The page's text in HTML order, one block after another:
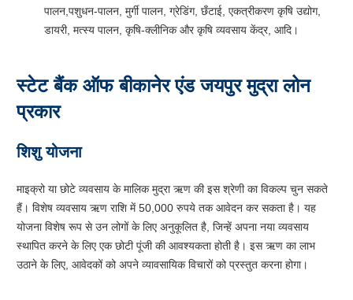
पालन,पशुधन-पालन, मुर्गी पालन, ग्रेडिंग, छँटाई, एकत्रीकरण कृषि उद्योग,
डायरी, मत्स्य पालन, कृषि-क्लीनिक और कृषि व्यवसाय केंद्र, आदि।
स्टेट बैंक ऑफ बीकानेर एंड जयपुर मुद्रा लोन
प्रकार
शिशु योजना
माइक्रो या छोटे व्यवसाय के मालिक मुद्रा ऋण की इस श्रेणी का विकल्प चुन सकते
हैं। विशेष व्यवसाय ऋण राशि में 50,000 रुपये तक आवेदन कर सकता है। यह
योजना विशेष रूप से उन लोगों के लिए अनुकूलित है, जिन्हें अपना नया व्यवसाय
स्थापित करने के लिए एक छोटी पूंजी की आवश्यकता होती है। इस ऋण का लाभ
उठाने के लिए, आवेदकों को अपने व्यावसायिक विचारों को प्रस्तुत करना होगा।